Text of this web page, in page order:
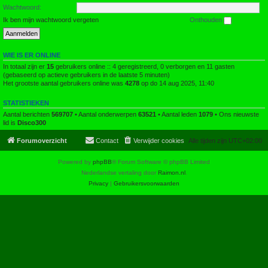
Wachtwoord:
Ik ben mijn wachtwoord vergeten
Onthouden
WIE IS ER ONLINE
In totaal zijn er 15 gebruikers online :: 4 geregistreerd, 0 verborgen en 11 gasten
(gebaseerd op actieve gebruikers in de laatste 5 minuten)
Het grootste aantal gebruikers online was 4278 op do 14 aug 2025, 11:40
STATISTIEKEN
Aantal berichten 569707 • Aantal onderwerpen 63521 • Aantal leden 1079 • Ons nieuwste
lid is Disco300
Forumoverzicht Alle tijden zijn UTC+02:00
Verwijder cookies
Contact
Powered by phpBB® Forum Software © phpBB Limited
Nederlandse vertaling door Raimon.nl.
Privacy | Gebruikersvoorwaarden